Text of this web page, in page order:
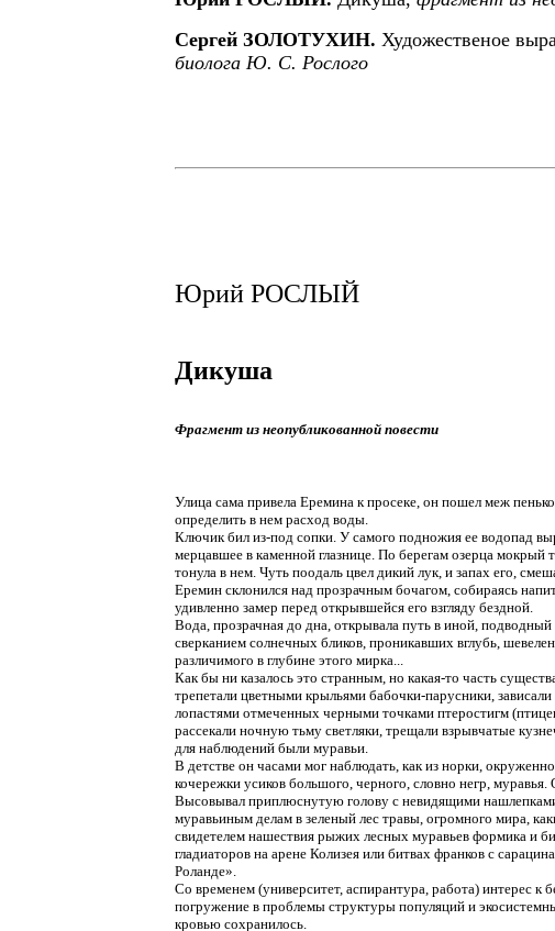
Сергей ЗОЛОТУХИН. Художественое
биолога Ю. С. Рослого
Юрий РОСЛЫЙ
Дикуша
Фрагмент из неопубликованной повести
Улица сама привела Еремина к просеке, он пошел меж
определить в нем расход воды.
Ключик бил из-под сопки. У самого подножия ее водопад
мерцавшее в каменной глазнице. По берегам озерца
тонула в нем. Чуть поодаль цвел дикий лук, и запах его,
Еремин склонился над прозрачным бочагом, собираясь
удивленно замер перед открывшейся его взгляду бездной.
Вода, прозрачная до дна, открывала путь в иной,
сверканием солнечных бликов, проникавших вглубь,
различимого в глубине этого мирка...
Как бы ни казалось это странным, но какая-то часть
трепетали цветными крыльями бабочки-парусники,
лопастями отмеченных черными точками птеростигм
рассекали ночную тьму светляки, трещали взрывчатые
для наблюдений были муравьи.
В детстве он часами мог наблюдать, как из норки,
кочережки усиков большого, черного, словно негр,
Высовывал приплюснутую голову с невидящими
муравьиным делам в зеленый лес травы, огромного мира,
свидетелем нашествия рыжих лесных муравьев формика и
гладиаторов на арене Колизея или битвах франков с
Роланде».
Со временем (университет, аспирантура, работа) интерес
погружение в проблемы структуры популяций и
кровью сохранилось.